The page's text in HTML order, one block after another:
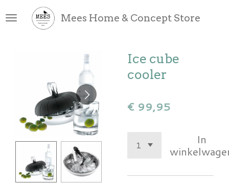
direct
Mees Home & Concept Store
Ice cube
cooler
€ 99,95
In